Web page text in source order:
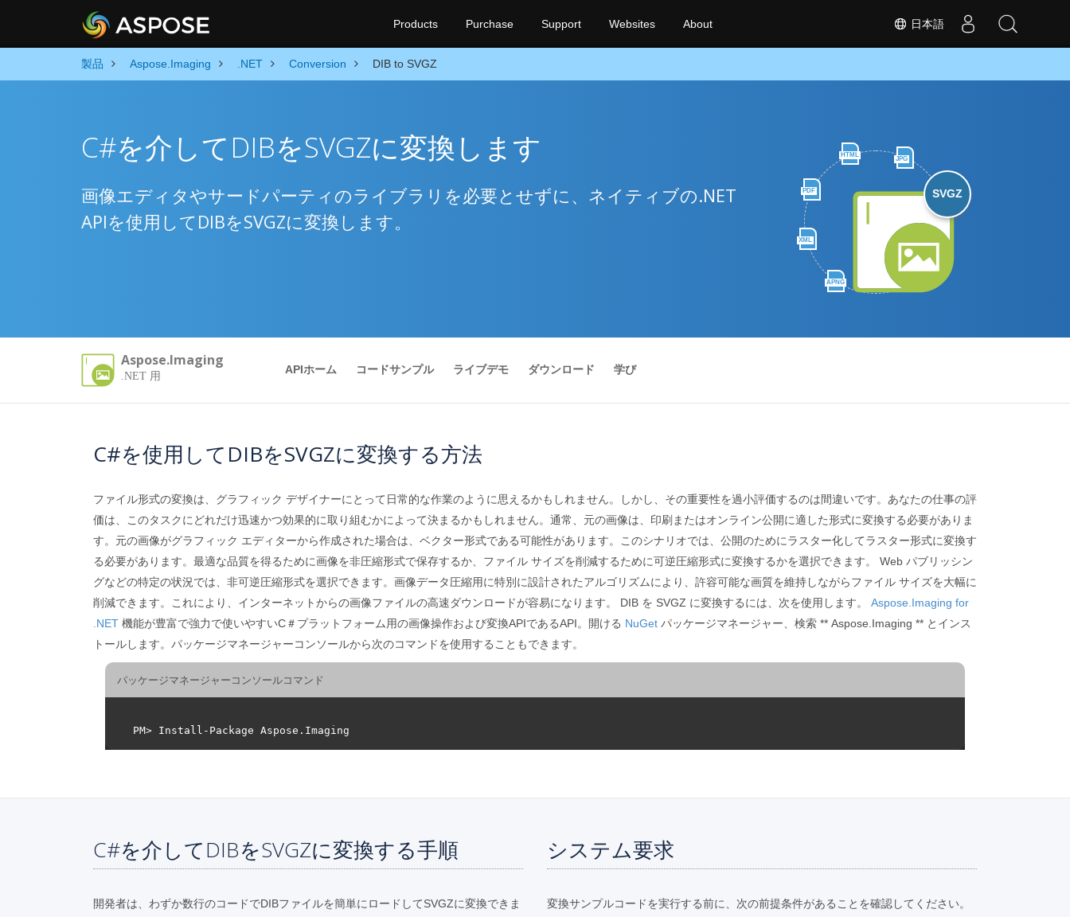
日本語
Products Purchase Support Websites About
製品 Aspose.Imaging .NET Conversion DIB to SVGZ
HTML
JPG
PDF
XML
APNG
SVGZ
C#を介してDIBをSVGZに変換します
画像エディタやサードパーティのライブラリを必要とせずに、ネイティブの.NET
APIを使用してDIBをSVGZに変換します。
Aspose.Imaging
.NET 用
APIホーム コードサンプル ライブデモ ダウンロード 学び
C#を使用してDIBをSVGZに変換する方法
ファイル形式の変換は、グラフィック デザイナーにとって日常的な作業のように思えるかもしれません。しかし、その重要性を過小評価するのは間違いです。あなたの仕事の評
価は、このタスクにどれだけ迅速かつ効果的に取り組むかによって決まるかもしれません。通常、元の画像は、印刷またはオンライン公開に適した形式に変換する必要がありま
す。元の画像がグラフィック エディターから作成された場合は、ベクター形式である可能性があります。このシナリオでは、公開のためにラスター化してラスター形式に変換す
る必要があります。最適な品質を得るために画像を非圧縮形式で保存するか、ファイル サイズを削減するために可逆圧縮形式に変換するかを選択できます。 Web パブリッシン
グなどの特定の状況では、非可逆圧縮形式を選択できます。画像データ圧縮用に特別に設計されたアルゴリズムにより、許容可能な画質を維持しながらファイル サイズを大幅に
削減できます。これにより、インターネットからの画像ファイルの高速ダウンロードが容易になります。 DIB を SVGZ に変換するには、次を使用します。 Aspose.Imaging for
.NET 機能が豊富で強力で使いやすいC＃プラットフォーム用の画像操作および変換APIであるAPI。開ける NuGet パッケージマネージャー、検索 ** Aspose.Imaging ** とインス
トールします。パッケージマネージャーコンソールから次のコマンドを使用することもできます。
パッケージマネージャーコンソールコマンド
C#を介してDIBをSVGZに変換する手順
開発者は、わずか数行のコードでDIBファイルを簡単にロードしてSVGZに変換できま
システム要求
変換サンプルコードを実行する前に、次の前提条件があることを確認してください。